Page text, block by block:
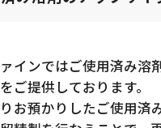
インではご使用済み溶
ご提供しております。
お預かりしたご使用済